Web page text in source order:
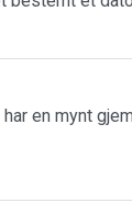
en mynt